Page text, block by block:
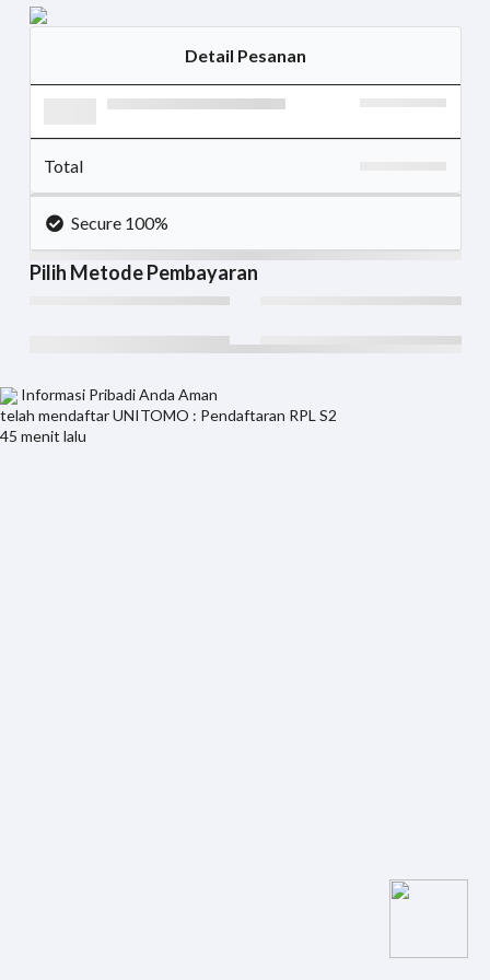
Detail Pesanan
Total
Secure 100%
Pilih Metode Pembayaran
Informasi Pribadi Anda Aman
telah mendaftarUNITOMO : Pendaftaran RPL S2
45 menit lalu